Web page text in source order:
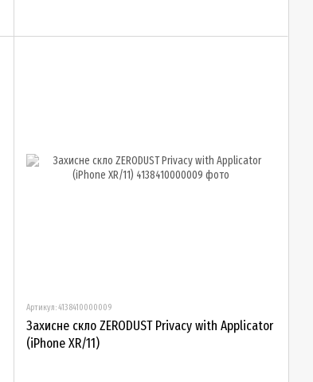
Артикул: 4138410000009
Захисне скло ZERODUST Privacy with Applicator
(iPhone XR/11)